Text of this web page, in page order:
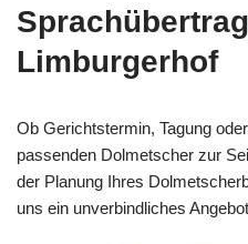
Limburgerhof
Ob Gerichtstermin, Tagung
passenden Dolmetscher zur
der Planung Ihres
uns ein unverbindliches